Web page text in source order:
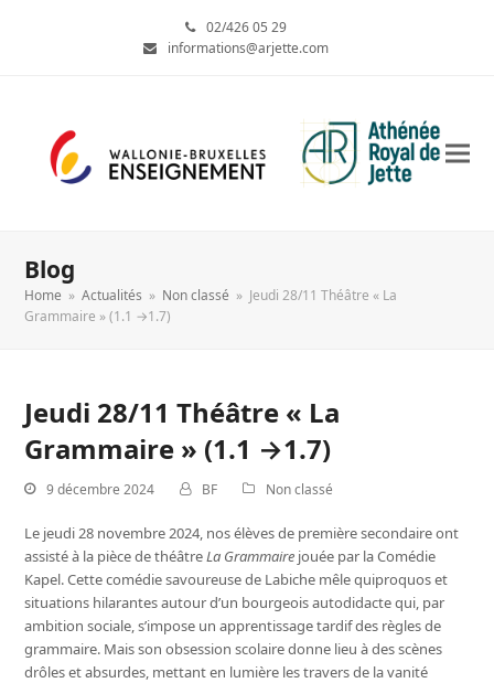
02/426 05 29
informations@arjette.com
Blog
Home » Actualités » Non classé » Jeudi 28/11 Théâtre « La
Grammaire » (1.1 →1.7)
Jeudi 28/11 Théâtre « La
Grammaire » (1.1 →1.7)
9 décembre 2024 BF Non classé
Le jeudi 28 novembre 2024, nos élèves de première secondaire ont
assisté à la pièce de théâtre La Grammaire jouée par la Comédie
Kapel. Cette comédie savoureuse de Labiche mêle quiproquos et
situations hilarantes autour d’un bourgeois autodidacte qui, par
ambition sociale, s’impose un apprentissage tardif des règles de
grammaire. Mais son obsession scolaire donne lieu à des scènes
drôles et absurdes, mettant en lumière les travers de la vanité